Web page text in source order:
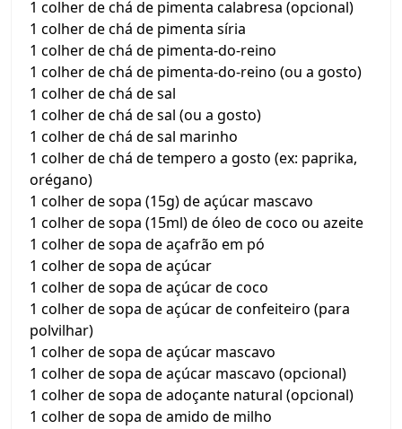
1 colher de chá de pimenta calabresa (opcional)
1 colher de chá de pimenta síria
1 colher de chá de pimenta-do-reino
1 colher de chá de pimenta-do-reino (ou a gosto)
1 colher de chá de sal
1 colher de chá de sal (ou a gosto)
1 colher de chá de sal marinho
1 colher de chá de tempero a gosto (ex: paprika,
orégano)
1 colher de sopa (15g) de açúcar mascavo
1 colher de sopa (15ml) de óleo de coco ou azeite
1 colher de sopa de açafrão em pó
1 colher de sopa de açúcar
1 colher de sopa de açúcar de coco
1 colher de sopa de açúcar de confeiteiro (para
polvilhar)
1 colher de sopa de açúcar mascavo
1 colher de sopa de açúcar mascavo (opcional)
1 colher de sopa de adoçante natural (opcional)
1 colher de sopa de amido de milho